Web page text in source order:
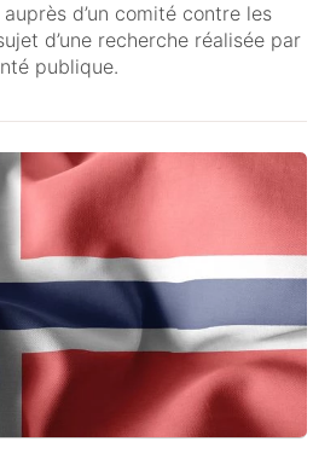
d’un comité contre les
d’une recherche réalisée par
publique.